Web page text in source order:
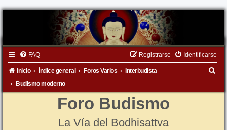
FAQ Identificarse
Registrarse
Inicio Índice general Foros Varios
Interbudista
Budismo moderno
Foro Budismo
La Vía del Bodhisattva